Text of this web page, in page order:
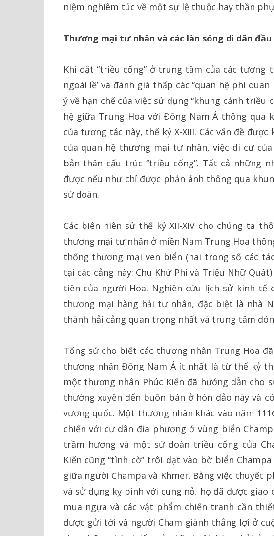
niệm nghiêm túc về một sự lệ thuộc hay thần
Thương mại tư nhân và các làn sóng di dân
Khi đặt “triều cống” ở trung tâm của các tương
ngoài lề’ và đánh giá thấp các “quan hệ phi
ý về hạn chế của việc sử dụng “khung cảnh triều
hệ giữa Trung Hoa với Đông Nam Á thông qua
của tương tác này, thế kỷ X-XIII. Các vấn đề
của quan hệ thương mại tư nhân, việc di cư
bản thân cấu trúc “triều cống”. Tất cả những
được nếu như chỉ được phản ánh thông qua
sứ đoàn.
Các biên niên sử thế kỷ XII-XIV cho chúng ta
thương mại tư nhân ở miền Nam Trung Hoa
thống thương mại ven biển (hai trong số các
tại các cảng này: Chu Khứ Phi và Triệu Nhữ
tiên của người Hoa. Nghiên cứu lịch sử kinh tế
thương mại hàng hải tư nhân, đặc biệt là nhà
thành hải cảng quan trọng nhất và trung tâm
Tống sử cho biết các thương nhân Trung Hoa
thương nhân Đông Nam Á ít nhất là từ thế kỷ
một thương nhân Phúc Kiến đã hướng dẫn cho
thường xuyên đến buôn bán ở hòn đảo này và
vương quốc. Một thương nhân khác vào năm
chiến với cư dân địa phương ở vùng biển
trầm hương và một sứ đoàn triều cống của
Kiến cũng “tình cờ” trôi dạt vào bờ biển
giữa người Champa và Khmer. Bằng việc thuyết
và sử dụng kỵ binh với cung nỏ, họ đã được
mua ngựa và các vật phẩm chiến tranh cần
được gửi tới và người Cham giành thắng lợi ở